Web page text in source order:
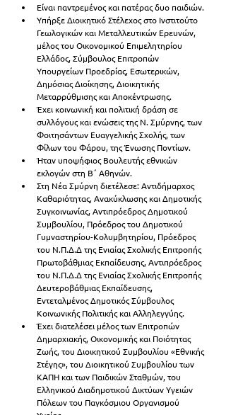
Είναι παντρεμένος και πατέρας δυο παιδιών.
Υπήρξε Διοικητικό Στέλεχος στο Ινστιτούτο
Γεωλογικών και Μεταλλευτικών Ερευνών,
μέλος του Οικονομικού Επιμελητηρίου
Ελλάδος, Σύμβουλος Επιτροπών
Υπουργείων Προεδρίας, Εσωτερικών,
Δημόσιας Διοίκησης, Διοικητικής
Μεταρρύθμισης και Αποκέντρωσης.
Έχει κοινωνική και πολιτική δράση σε
συλλόγους και ενώσεις της Ν. Σμύρνης, των
Φοιτησάντων Ευαγγελικής Σχολής, των
Φίλων του Φάρου, της Ένωσης Ποντίων.
Ήταν υποψήφιος Βουλευτής εθνικών
εκλογών στη Β΄ Αθηνών.
Στη Νέα Σμύρνη διετέλεσε: Αντιδήμαρχος
Καθαριότητας, Ανακύκλωσης και Δημοτικής
Συγκοινωνίας, Αντιπρόεδρος Δημοτικού
Συμβουλίου, Πρόεδρος του Δημοτικού
Γυμναστηρίου-Κολυμβητηρίου, Πρόεδρος
του Ν.Π.Δ.Δ της Ενιαίας Σχολικής Επιτροπής
Πρωτοβάθμιας Εκπαίδευσης, Αντιπρόεδρος
του Ν.Π.Δ.Δ της Ενιαίας Σχολικής Επιτροπής
Δευτεροβάθμιας Εκπαίδευσης,
Εντεταλμένος Δημοτικός Σύμβουλος
Κοινωνικής Πολιτικής και Αλληλεγγύης.
Έχει διατελέσει μέλος των Επιτροπών
Δημαρχιακής, Οικονομικής και Ποιότητας
Ζωής, του Διοικητικού Συμβουλίου «Εθνικής
Στέγης», του Διοικητικού Συμβουλίου των
ΚΑΠΗ και των Παιδικών Σταθμών, του
Ελληνικού Διαδημοτικού Δικτύων Υγειών
Πόλεων του Παγκόσμιου Οργανισμού